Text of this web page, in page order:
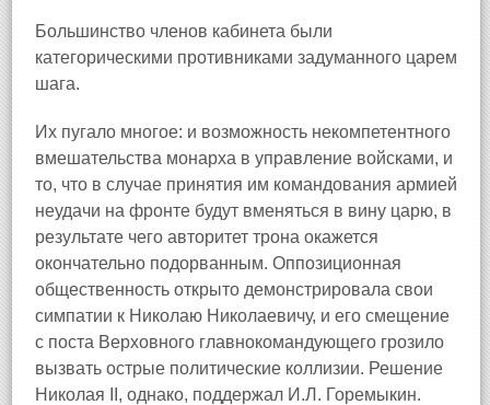
Большинство членов кабинета были
категорическими противниками задуманного царем
шага.
Их пугало многое: и возможность некомпетентного
вмешательства монарха в управление войсками, и
то, что в случае принятия им командования армией
неудачи на фронте будут вменяться в вину царю, в
результате чего авторитет трона окажется
окончательно подорванным. Оппозиционная
общественность открыто демонстрировала свои
симпатии к Николаю Николаевичу, и его смещение
с поста Верховного главнокомандующего грозило
вызвать острые политические коллизии. Решение
Николая II, однако, поддержал И.Л. Горемыкин.